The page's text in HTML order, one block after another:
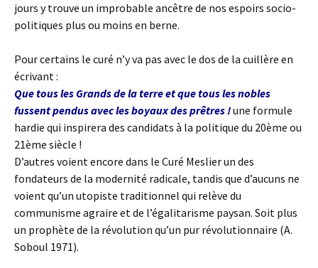
jours y trouve un improbable ancêtre de nos espoirs socio-
politiques plus ou moins en berne.
Pour certains le curé n’y va pas avec le dos de la cuillère en
écrivant :
Que tous les Grands de la terre et que tous les nobles
fussent pendus avec les boyaux des prêtres !une formule
hardie qui inspirera des candidats à la politique du 20ème ou
21ème siècle !
D’autres voient encore dans le Curé Meslier un des
fondateurs de la modernité radicale, tandis que d’aucuns ne
voient qu’un utopiste traditionnel qui relève du
communisme agraire et de l’égalitarisme paysan. Soit plus
un prophète de la révolution qu’un pur révolutionnaire (A.
Soboul 1971).